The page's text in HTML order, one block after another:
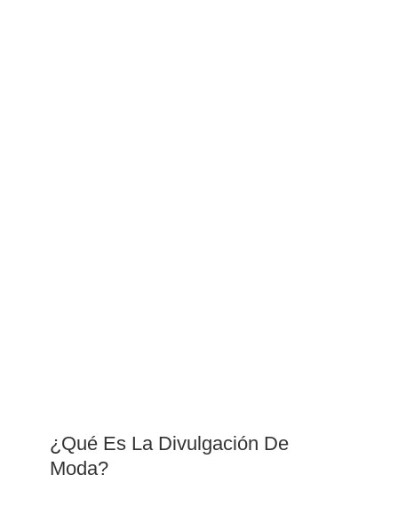
¿Qué Es La Divulgación De
Moda?